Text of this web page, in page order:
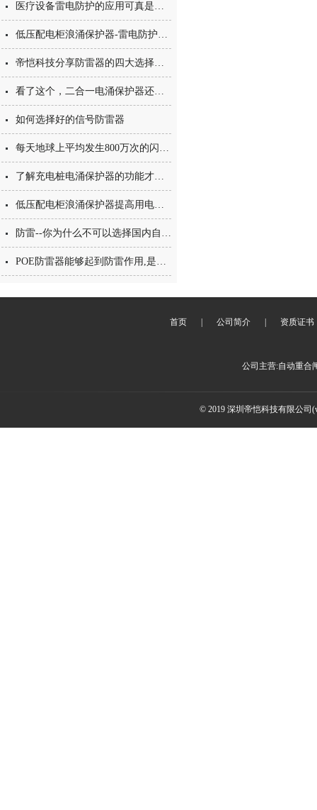
医疗设备雷电防护的应用可真是太重要了
低压配电柜浪涌保护器-雷电防护中*的安全装置
帝恺科技分享防雷器的四大选择技巧
看了这个，二合一电涌保护器还不会安装就来找我！
如何选择好的信号防雷器
每天地球上平均发生800万次的闪电次数
了解充电桩电涌保护器的功能才能够做到更好的防雷
低压配电柜浪涌保护器提高用电设备的可靠性和安全性
防雷--你为什么不可以选择国内自主生产的呢？
POE防雷器能够起到防雷作用,是什么原理?
首页 公司简介 资质证书
公司主营:自动重合
© 2019 深圳帝恺科技有限公司